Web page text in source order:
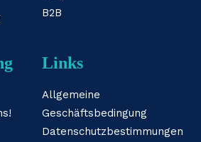
B2B
Links
Allgemeine
Geschäftsbedingung
Datenschutzbestimmungen